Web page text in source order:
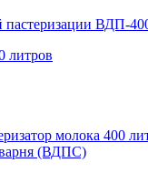
пастеризации ВДП-
литров
молока 400
(ВДПС)